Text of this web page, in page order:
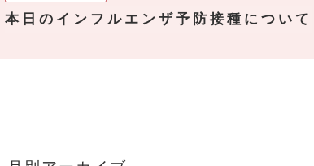
本日のインフルエンザ予防接種について